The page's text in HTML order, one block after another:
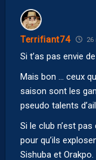
Terrifiant74 26
Si t’as pas envie
Mais bon … ceux
saison sont les
pseudo talents
Si le club n’est
pour qu’ils
Sishuba et Orakpo.